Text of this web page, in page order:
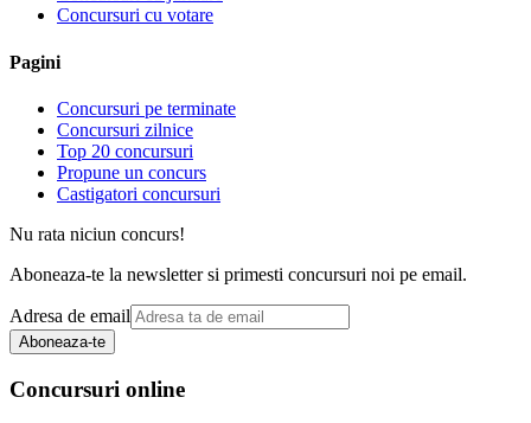
Concursuri cu votare
Pagini
Concursuri pe terminate
Concursuri zilnice
Top 20 concursuri
Propune un concurs
Castigatori concursuri
Nu rata niciun concurs!
Aboneaza-te la newsletter si primesti concursuri noi pe email.
Adresa de email
Aboneaza-te
Concursuri online